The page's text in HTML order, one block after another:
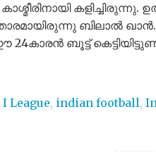
ബിലാൽ
ബൂട്ട്
I League, indian football,